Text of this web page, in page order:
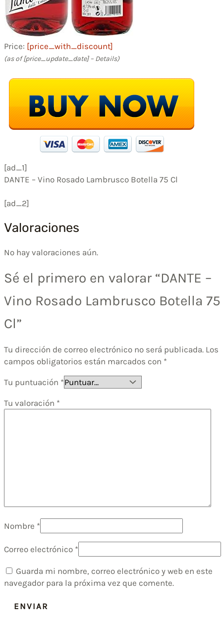
Price: [price_with_discount]
(as of [price_update_date] – Details)
[ad_1]
DANTE – Vino Rosado Lambrusco Botella 75 Cl
[ad_2]
Valoraciones
No hay valoraciones aún.
Sé el primero en valorar “DANTE –
Vino Rosado Lambrusco Botella 75
Cl”
Tu dirección de correo electrónico no será publicada. Los
campos obligatorios están marcados con *
Tu puntuación *
Tu valoración *
Nombre *
Correo electrónico *
Guarda mi nombre, correo electrónico y web en este
navegador para la próxima vez que comente.